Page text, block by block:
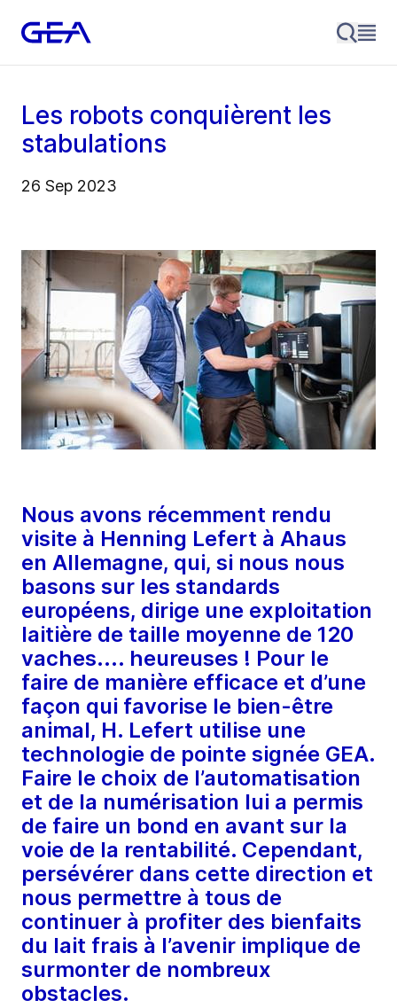
Les robots conquièrent les
stabulations
26 Sep 2023
Nous avons récemment rendu
visite à Henning Lefert à Ahaus
en Allemagne, qui, si nous nous
basons sur les standards
européens, dirige une exploitation
laitière de taille moyenne de 120
vaches.... heureuses ! Pour le
faire de manière efficace et d’une
façon qui favorise le bien-être
animal, H. Lefert utilise une
technologie de pointe signée GEA.
Faire le choix de l’automatisation
et de la numérisation lui a permis
de faire un bond en avant sur la
voie de la rentabilité. Cependant,
persévérer dans cette direction et
nous permettre à tous de
continuer à profiter des bienfaits
du lait frais à l’avenir implique de
surmonter de nombreux
obstacles.